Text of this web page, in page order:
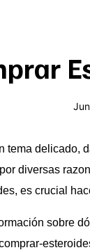
tema
diversas
es crucial
sobre